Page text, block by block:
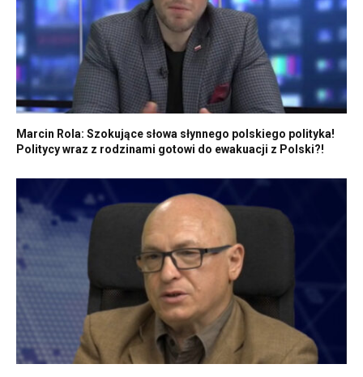
Marcin Rola: Szokujące słowa słynnego polskiego polityka!
Politycy wraz z rodzinami gotowi do ewakuacji z Polski?!